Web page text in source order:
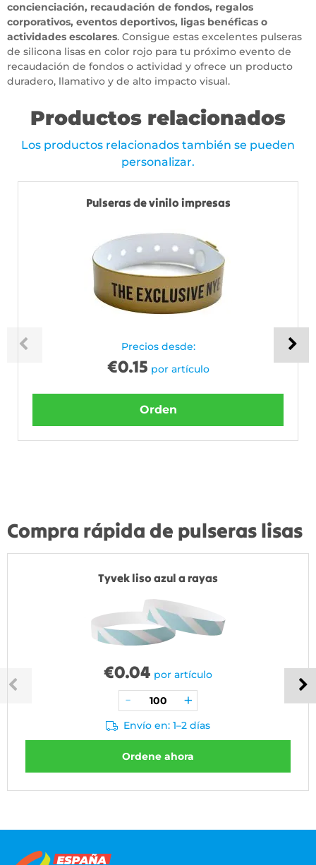
concienciación, recaudación de fondos, regalos
corporativos, eventos deportivos, ligas benéficas o
actividades escolares. Consigue estas excelentes pulseras
de silicona lisas en color rojo para tu próximo evento de
recaudación de fondos o actividad y ofrece un producto
duradero, llamativo y de alto impacto visual.
Productos relacionados
Los productos relacionados también se pueden
personalizar.
Pulseras de vinilo impresas
Precios desde:
€0.15 por artículo
Orden
Compra rápida de pulseras lisas
Tyvek liso azul a rayas
€0.04 por artículo
Envío en: 1–2 días
Ordene ahora